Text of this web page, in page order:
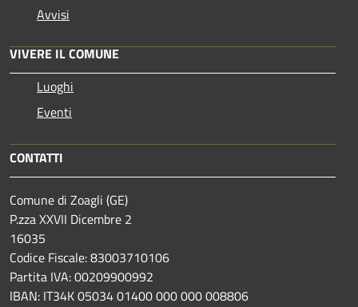
Avvisi
VIVERE IL COMUNE
Luoghi
Eventi
CONTATTI
Comune di Zoagli (GE)
P.zza XXVII Dicembre 2
16035
Codice Fiscale: 83003710106
Partita IVA: 00209900992
IBAN: IT34K 05034 01400 000 000 008806